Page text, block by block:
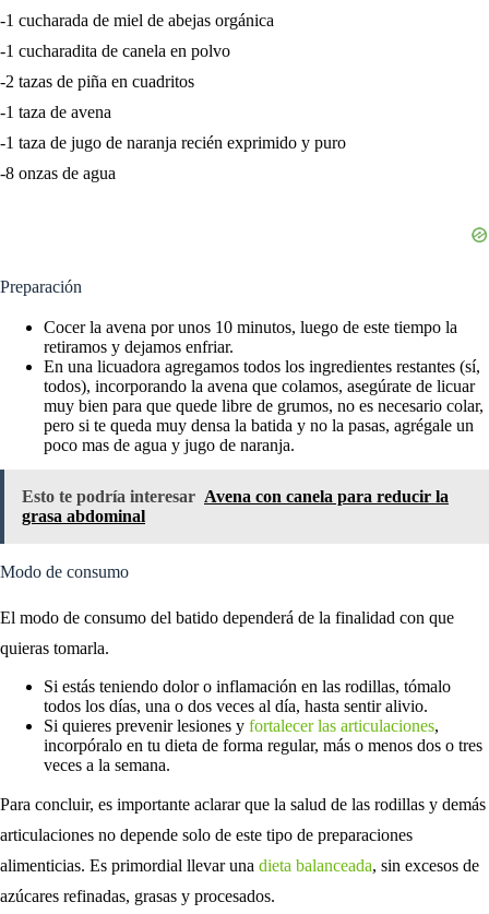
-1 cucharada de miel de abejas orgánica
-1 cucharadita de canela en polvo
-2 tazas de piña en cuadritos
-1 taza de avena
-1 taza de jugo de naranja recién exprimido y puro
-8 onzas de agua
Preparación
Cocer la avena por unos 10 minutos, luego de este tiempo la
retiramos y dejamos enfriar.
En una licuadora agregamos todos los ingredientes restantes (sí,
todos), incorporando la avena que colamos, asegúrate de licuar
muy bien para que quede libre de grumos, no es necesario colar,
pero si te queda muy densa la batida y no la pasas, agrégale un
poco mas de agua y jugo de naranja.
Esto te podría interesar Avena con canela para reducir la
grasa abdominal
Modo de consumo
El modo de consumo del batido dependerá de la finalidad con que
quieras tomarla.
Si estás teniendo dolor o inflamación en las rodillas, tómalo
todos los días, una o dos veces al día, hasta sentir alivio.
Si quieres prevenir lesiones y fortalecer las articulaciones,
incorpóralo en tu dieta de forma regular, más o menos dos o tres
veces a la semana.
Para concluir, es importante aclarar que la salud de las rodillas y demás
articulaciones no depende solo de este tipo de preparaciones
alimenticias. Es primordial llevar una dieta balanceada, sin excesos de
azúcares refinadas, grasas y procesados.